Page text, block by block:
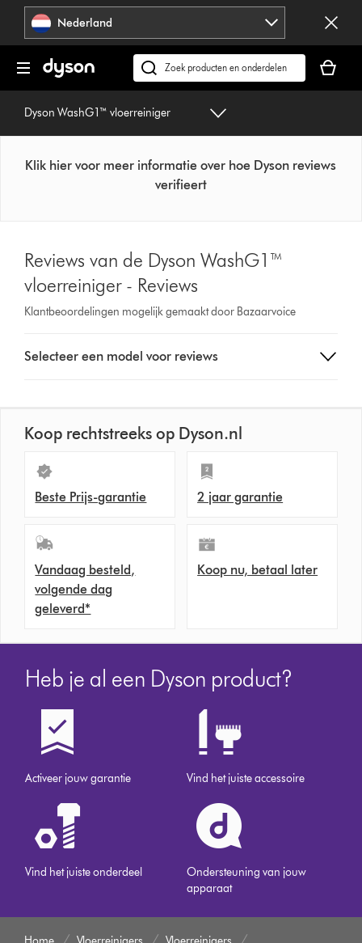
Navigatie
overslaan
Nederland
Zoek
op
dyson.nl
is
Dyson WashG1™ vloerreiniger
Klik hier voor meer informatie over hoe Dyson reviews
verifieert
Reviews van de Dyson WashG1™
vloerreiniger - Reviews
Klantbeoordelingen mogelijk gemaakt door Bazaarvoice
a
list
show
reviews
for
model
below
Selecteer een model voor reviews
Koop rechtstreeks op Dyson.nl
Beste Prijs-garantie 2 jaar garantie
Vandaag besteld,
volgende dag
geleverd*
Koop nu, betaal later
Heb je al een Dyson product?
Activeer jouw garantie Vind het juiste accessoire
Vind het juiste onderdeel
Ondersteuning van jouw
apparaat